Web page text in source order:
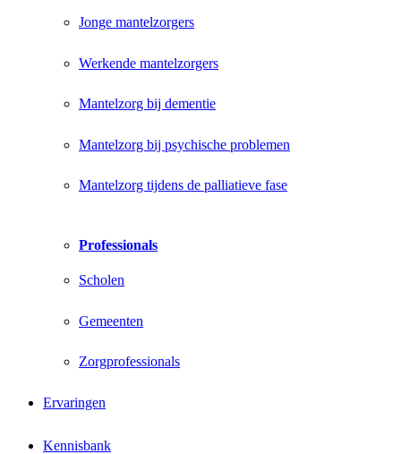
Jonge mantelzorgers
Werkende mantelzorgers
Mantelzorg bij dementie
Mantelzorg bij psychische problemen
Mantelzorg tijdens de palliatieve fase
Professionals
Scholen
Gemeenten
Zorgprofessionals
Ervaringen
Kennisbank